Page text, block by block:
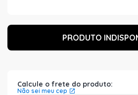
PRODUTO
Calcule o frete do produto:
Não sei meu cep